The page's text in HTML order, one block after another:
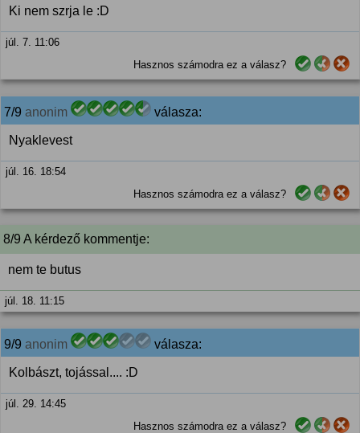
Ki nem szrja le :D
júl. 7. 11:06
Hasznos számodra ez a válasz?
7/9 anonim válasza:
Nyaklevest
júl. 16. 18:54
Hasznos számodra ez a válasz?
8/9 A kérdező kommentje:
nem te butus
júl. 18. 11:15
9/9 anonim válasza:
Kolbászt, tojással.... :D
júl. 29. 14:45
Hasznos számodra ez a válasz?